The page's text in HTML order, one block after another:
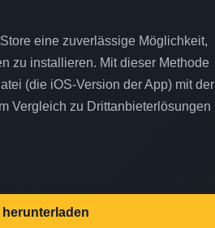
eine zuverlässige Möglichkeit,
zu installieren. Mit dieser Methode
(die iOS-Version der App) mit der
Vergleich zu Drittanbieterlösungen